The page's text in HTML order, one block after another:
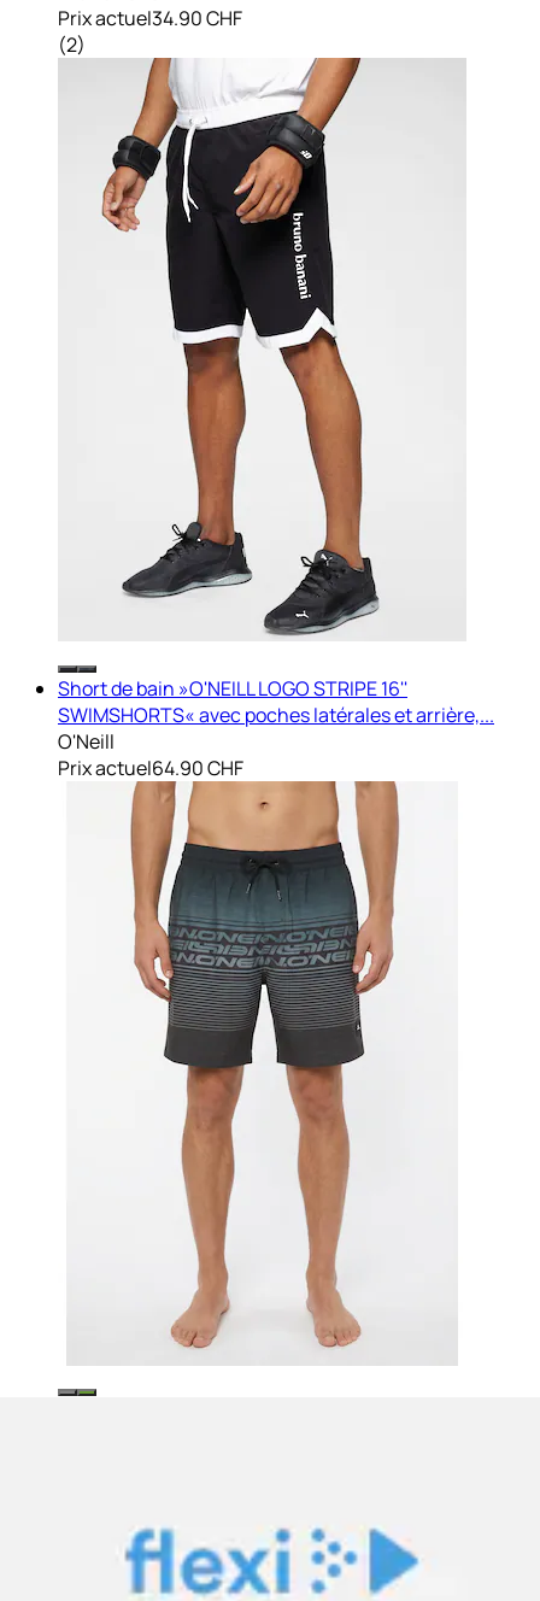
Prix actuel34.90 CHF
(2)
Short de bain »O'NEILL LOGO STRIPE 16''
SWIMSHORTS« avec poches latérales et arrière,...
O'Neill
Prix actuel64.90 CHF